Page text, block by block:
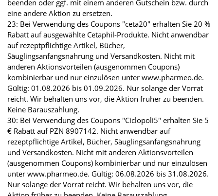
beenden oder ggf. mit einem anderen Gutschein bzw. durch
eine andere Aktion zu ersetzen.
23: Bei Verwendung des Coupons "ceta20" erhalten Sie 20 %
Rabatt auf ausgewählte Cetaphil-Produkte. Nicht anwendbar
auf rezeptpflichtige Artikel, Bücher,
Säuglingsanfangsnahrung und Versandkosten. Nicht mit
anderen Aktionsvorteilen (ausgenommen Coupons)
kombinierbar und nur einzulösen unter www.pharmeo.de.
Gültig: 01.08.2026 bis 01.09.2026. Nur solange der Vorrat
reicht. Wir behalten uns vor, die Aktion früher zu beenden.
Keine Barauszahlung.
30: Bei Verwendung des Coupons "Ciclopoli5" erhalten Sie 5
€ Rabatt auf PZN 8907142. Nicht anwendbar auf
rezeptpflichtige Artikel, Bücher, Säuglingsanfangsnahrung
und Versandkosten. Nicht mit anderen Aktionsvorteilen
(ausgenommen Coupons) kombinierbar und nur einzulösen
unter www.pharmeo.de. Gültig: 06.08.2026 bis 31.08.2026.
Nur solange der Vorrat reicht. Wir behalten uns vor, die